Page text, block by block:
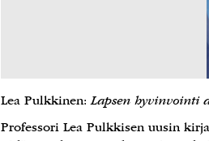
Lea Pulkkinen:Lapsen hyvinvointi
Professori Lea Pulkkisen uusin